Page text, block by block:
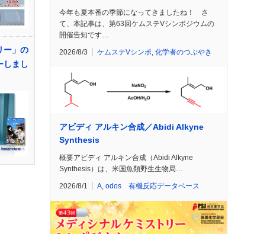
ー」の
しまし
今年も夏本番の季節になってきましたね！ さ
て、本記事は、第63回ケムステVシンポジウムの
開催告知です…
2026/8/3 ケムステVシンポ 化学者のつぶやき
アビディ アルキン合成／Abidi Alkyne
Synthesis
概要アビディ アルキン合成（Abidi Alkyne
Synthesis）は、米国魚類野生生物局…
2026/8/1 A odos 有機反応データベース